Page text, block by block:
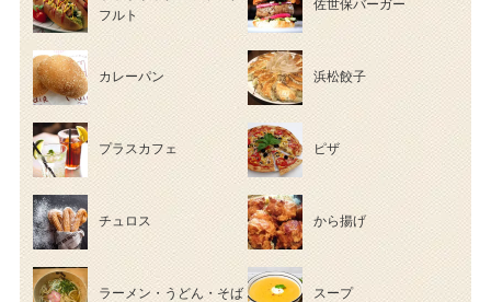
フルト
佐世保バーガー
カレーパン 浜松餃子
プラスカフェ ピザ
チュロス から揚げ
ラーメン・うどん・そば スープ